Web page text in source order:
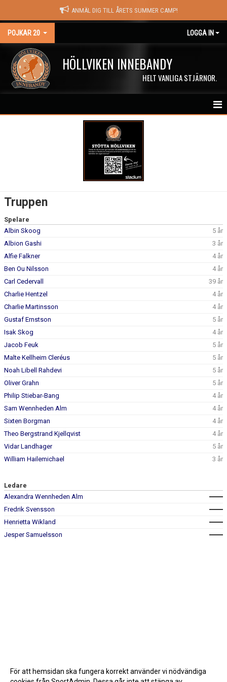
ANMÄL DIG TILL ÅRETS SUMMER CAMP!
POJKAR 20 LOGGA IN
HÖLLVIKEN INNEBANDY
HELT VANLIGA STJÄRNOR.
KONTAKT
Truppen
Spelare
Albin Skoog
5 år
Albion Gashi
3 år
Alfie Falkner
4 år
Ben Ou Nilsson
4 år
Carl Cedervall
39 år
Charlie Hentzel
4 år
Charlie Martinsson
4 år
Gustaf Ernstson
5 år
Isak Skog
4 år
Jacob Feuk
5 år
Malte Kellheim Cleréus
5 år
Noah Libell Rahdevi
5 år
Oliver Grahn
5 år
Philip Stiebar-Bang
4 år
Sam Wennheden Alm
4 år
Sixten Borgman
4 år
Theo Bergstrand Kjellqvist
4 år
Vidar Landhager
5 år
William Hailemichael
3 år
Ledare
Alexandra Wennheden Alm
Fredrik Svensson
Henrietta Wikland
Jesper Samuelsson
För att hemsidan ska fungera korrekt använder vi nödvändiga